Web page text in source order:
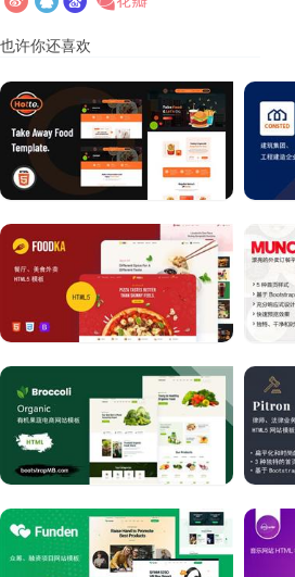
也许你还喜欢